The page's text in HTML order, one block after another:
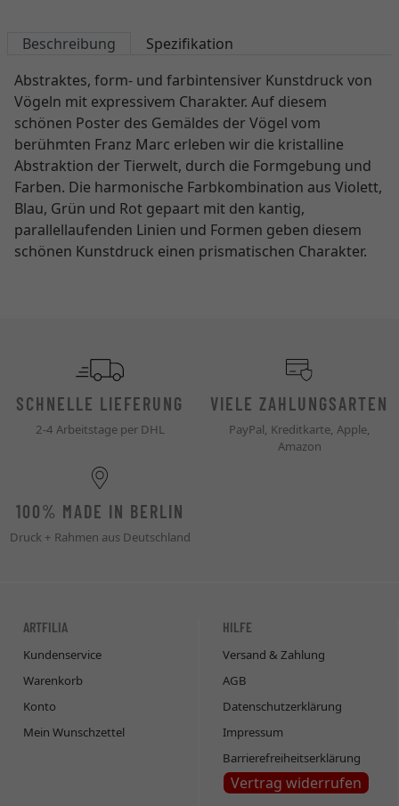
Beschreibung
Spezifikation
Abstraktes, form- und farbintensiver Kunstdruck von
Vögeln mit expressivem Charakter. Auf diesem
schönen Poster des Gemäldes der Vögel vom
berühmten Franz Marc erleben wir die kristalline
Abstraktion der Tierwelt, durch die Formgebung und
Farben. Die harmonische Farbkombination aus Violett,
Blau, Grün und Rot gepaart mit den kantig,
parallellaufenden Linien und Formen geben diesem
schönen Kunstdruck einen prismatischen Charakter.
SCHNELLE LIEFERUNG
2-4 Arbeitstage per DHL
VIELE ZAHLUNGSARTEN
PayPal, Kreditkarte, Apple,
Amazon
100% MADE IN BERLIN
Druck + Rahmen aus Deutschland
ARTFILIA
Kundenservice
Warenkorb
Konto
Mein Wunschzettel
HILFE
Versand & Zahlung
AGB
Datenschutzerklärung
Impressum
Barrierefreiheitserklärung
Vertrag widerrufen